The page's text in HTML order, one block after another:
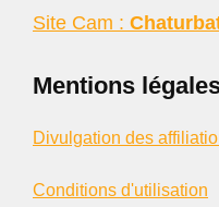
Site Cam :
Mentions
Divulgation des
Conditions d'utilisation